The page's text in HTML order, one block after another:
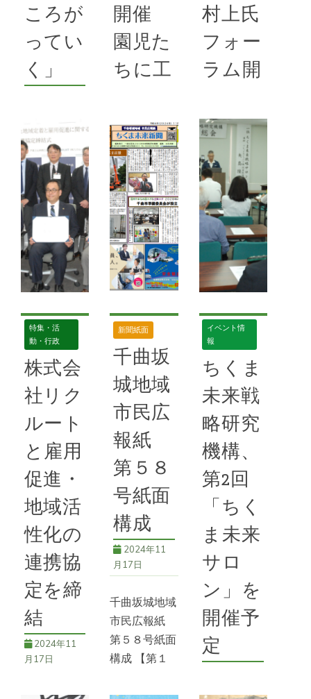
続きを読む
58号
ことぶ
ーツ大会
ボール,地域振興
施した。
続きを読む
58号,
続きを読む
58号
ティア
,ボランテ
ィア活動
更埴ラ
ころが
ってい
く」
10月6日に白
井ゆみ枝展が
千曲市で開催
され、作品を
通じて空間体
験を提供する
インスタレー
ション形式の
ている。メイ
ン展示の「千
曲
LINE2024」
は大きな円形
特徴で、地域
とのコラボイ
ベントも計画
されている。
続きを読む
58号,アート
アートまちかど,
イベント,
上山田
温泉, 戸倉上山田
中学校
枝展
開催
園児た
ちに工
を紹介
2024年11
月17日
あんずの里保
育園 「はた
らくくるま」
体験 生萱
のあんずの里
25日、園児
たちに工事車
両を紹介する
イベントが行
われた。保育
園駐車場には
ダンプトラッ
クやバックホ
ウ、小型ロー
タリーなど車
両や重機
続きを読む
58号,イベン
貢献
村上氏
フォー
ラム開
講演会
とパネ
ルディ
スカッ
ション
2024年11
月17日
坂城町 北信
濃の名将 村
上義清没後４
５０年信濃村
上氏フォーラ
ム開催 講
演会とパネル
ディスカッシ
ョン 10月
26日、坂城
町文化センタ
ー大会議室で
「信濃村上氏
フォーラム～
義清」が開催
された
続きを読む
特集・活
動・行政
株式会
社リク
ルート
と雇用
促進・
地域活
性化の
連携協
定を締
結
2024年11
月17日
新聞紙面
千曲坂
城地域
市民広
報紙
第５８
号紙面
構成
2024年11
月17日
千曲坂城地域
市民広報紙
第５８号紙面
構成 【第１
曲市長選挙・
イベント情
報
ちくま
未来戦
略研究
機構、
第2回
「ちく
ま未来
サロ
ン」を
開催予
定